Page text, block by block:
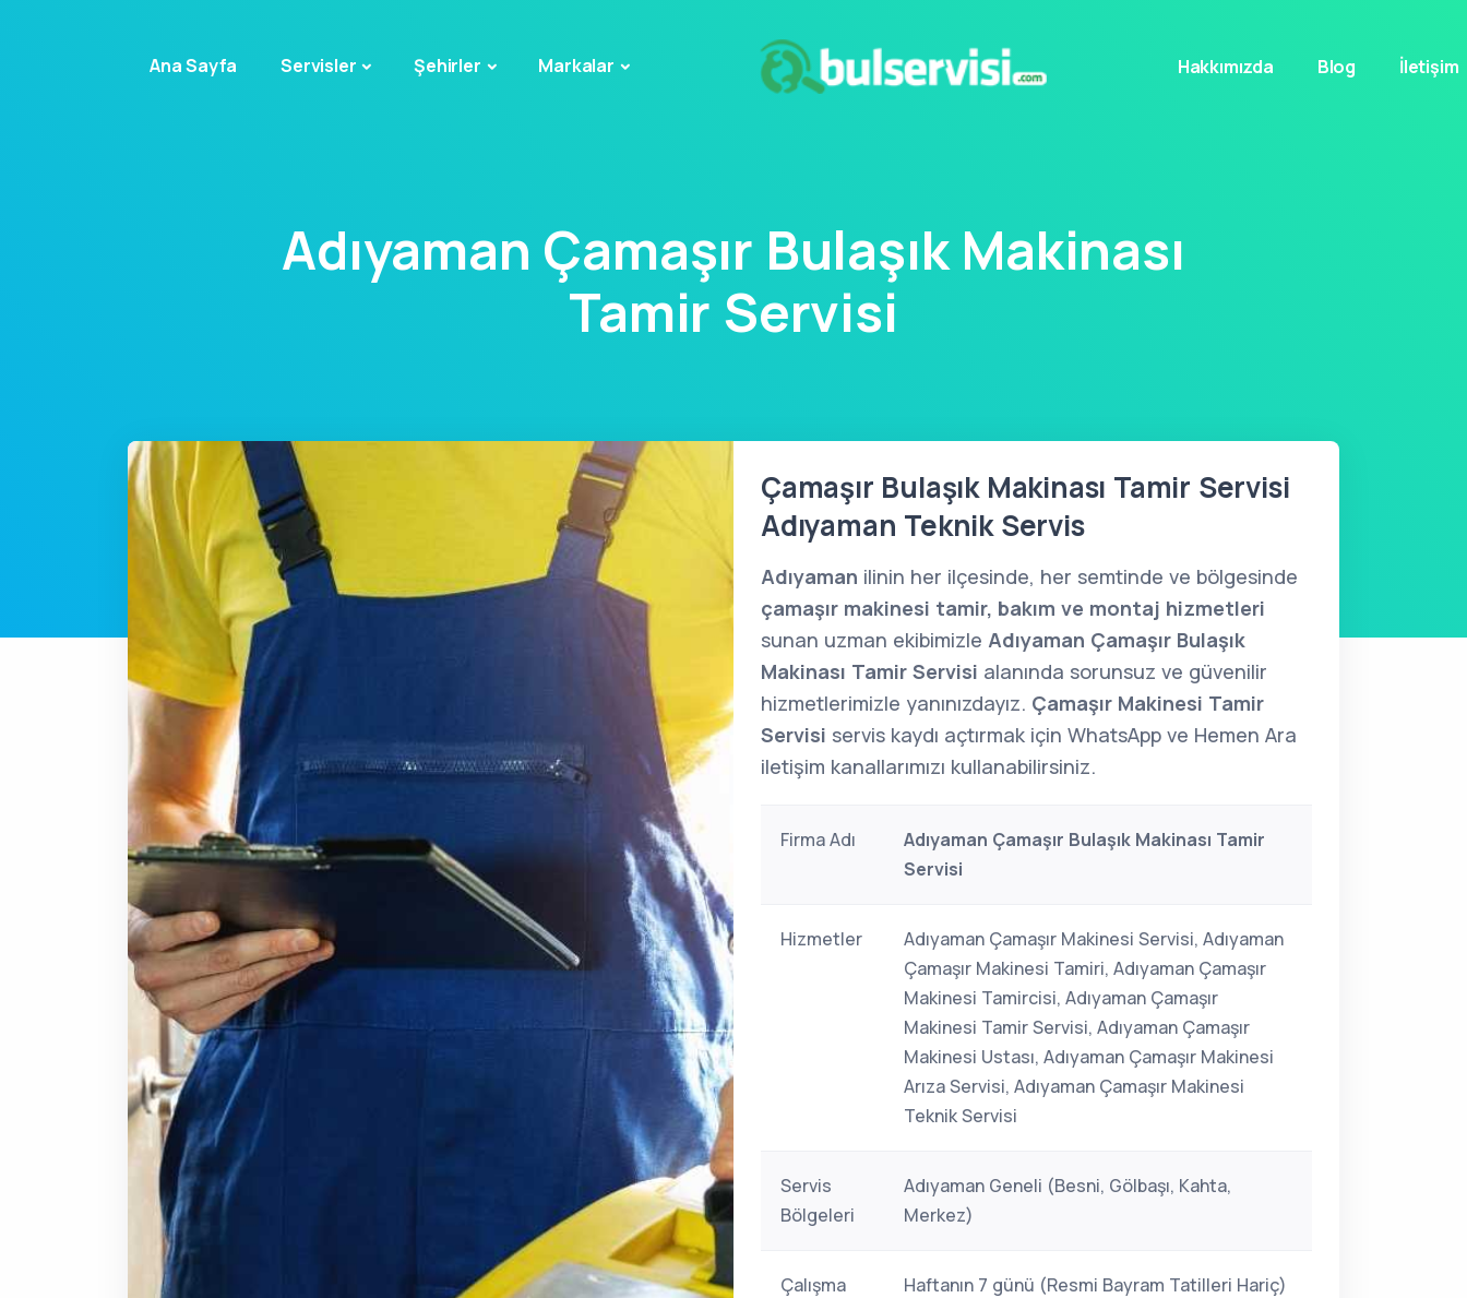
Ana Sayfa Servisler Şehirler Markalar Hakkımızda Blog İletişim
Adıyaman Çamaşır Bulaşık Makinası
Tamir Servisi
Çamaşır Bulaşık Makinası Tamir Servisi
Adıyaman Teknik Servis
Adıyaman ilinin her ilçesinde, her semtinde ve bölgesinde
çamaşır makinesi tamir, bakım ve montaj hizmetleri
sunan uzman ekibimizle Adıyaman Çamaşır Bulaşık
Makinası Tamir Servisi alanında sorunsuz ve güvenilir
hizmetlerimizle yanınızdayız. Çamaşır Makinesi Tamir
Servisi servis kaydı açtırmak için WhatsApp ve Hemen Ara
iletişim kanallarımızı kullanabilirsiniz.
Firma Adı
Adıyaman Çamaşır Bulaşık Makinası Tamir
Servisi
Hizmetler
Adıyaman Çamaşır Makinesi Servisi, Adıyaman
Çamaşır Makinesi Tamiri, Adıyaman Çamaşır
Makinesi Tamircisi, Adıyaman Çamaşır
Makinesi Tamir Servisi, Adıyaman Çamaşır
Makinesi Ustası, Adıyaman Çamaşır Makinesi
Arıza Servisi, Adıyaman Çamaşır Makinesi
Teknik Servisi
Servis
Bölgeleri
Adıyaman Geneli (Besni, Gölbaşı, Kahta,
Merkez)
Çalışma
Haftanın 7 günü (Resmi Bayram Tatilleri Hariç)